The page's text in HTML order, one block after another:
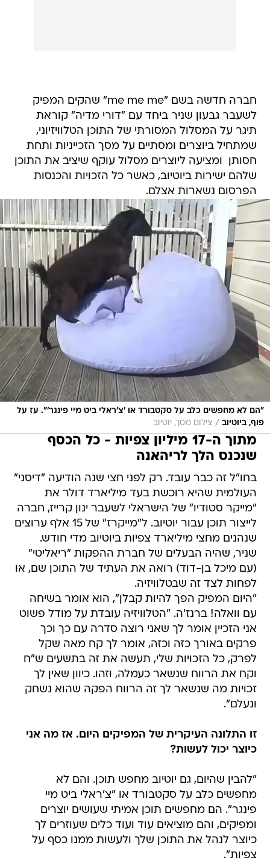
חברה חדשה בשם "me me me" שהקים המפיק
לשעבר גבעון שניר ביחד עם "דורי מדיה" קוראת
תיגר על המסלול המסורתי של התוכן הטלוויזיוני,
שמתחיל ביוצרים ומסתיים על מסך הזכייניות ותחת
חסותן  ומציעה ליוצרים מסלול עוקף שיציב את התוכן
שלהם ישירות ביוטיוב, כאשר כל הזכויות והכנסות
הפרסום נשארות אצלם.
"הם לא מחפשים כלב על סקטבורד או 'צ'ראלי ביט מיי פינגר'". עז על
פוף, ביוטיוב / צילום מסך, יוטיוב
מתוך ה-17 מיליון צפיות - כל הכסף
שנכנס הלך לריהאנה
בחו"ל זה כבר עובד. רק לפני חצי שנה הודיעה "דיסני"
העולמית שהיא רוכשת בעד מיליארד דולר את
"מייקר סטודיו" של הישראלי לשעבר ינון קרייז, חברה
לייצור תוכן עבור יוטיוב. ל"מייקרז" של 15 אלף ערוצים
שנהנים מחצי מיליארד צפיות ביוטיוב מדי חודש.
שניר, שהיה הבעלים של חברת ההפקות "ריאליטי"
(עם מיכל בן-דוד) רואה את העתיד של התוכן שם, או
לפחות לצד זה שבטלוויזיה.
"היום המפיק הפך להיות קבלן", הוא אומר בשיחה
עם וואלה! ברנז'ה. "הטלוויזיה עובדת על מודל פשוט 
אני הזכיין אומר לך שאני רוצה סדרה עם כך וכך
פרקים באורך כזה וכזה, אומר לך קח מאה שקל
לפרק, כל הזכויות שלי, תעשה את זה בתשעים ש"ח
וקח את הרווח שנשאר כעמלה, וזהו. כיוון שאין לך
זכויות מה שנשאר לך זה הרווח הפקה שהוא נשחק
ונעלם".
זו התלונה העיקרית של המפיקים היום. אז מה אני
כיוצר יכול לעשות?
"להבין שהיום, גם יוטיוב מחפש תוכן. והם לא
מחפשים כלב על סקטבורד או "צ'ראלי ביט מיי
פינגר". הם מחפשים תוכן אמיתי שעושים יוצרים
ומפיקים, והם מוציאים עוד ועוד כלים שעוזרים לך
כיוצר לנהל את התוכן שלך ולעשות ממנו כסף על
צפיות".